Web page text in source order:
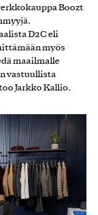
Boozt
D2C eli
myös
maailmalle
vastuullista
Jarkko Kallio.